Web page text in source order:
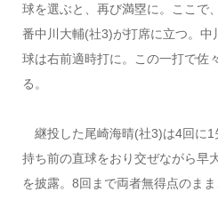
球を選ぶと、再び満塁に。ここで
番中川大輔(社3)が打席に立つ。
球は右前適時打に。この一打で佐
る。
継投した尾崎海晴(社3)は4回に1
持ち前の直球をおり交ぜながら早
を披露。8回まで両者無得点のま